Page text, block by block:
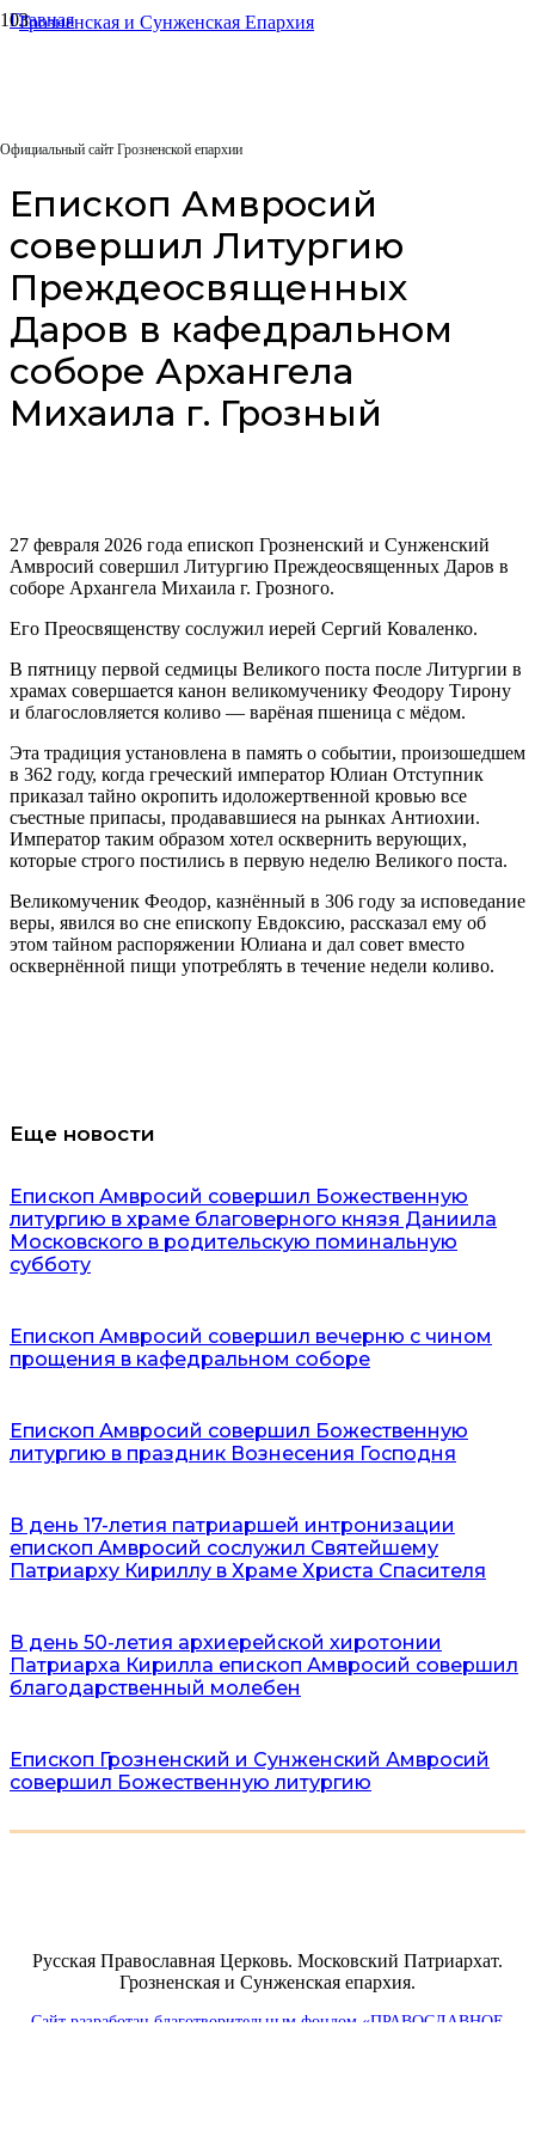
Официальный сайт Грозненской епархии
Главная
27.02.2026
Епископ Амвросий
совершил Литургию
Преждеосвященных
Даров в кафедральном
соборе Архангела
Михаила г. Грозный
27 февраля 2026 года епископ Грозненский и Сунженский
Амвросий совершил Литургию Преждеосвященных Даров в
соборе Архангела Михаила г. Грозного.
Его Преосвященству сослужил иерей Сергий Коваленко.
В пятницу первой седмицы Великого поста после Литургии в
храмах совершается канон великомученику Феодору Тирону
и благословляется коливо — варёная пшеница с мёдом.
Эта традиция установлена в память о событии, произошедшем
в 362 году, когда греческий император Юлиан Отступник
приказал тайно окропить идоложертвенной кровью все
съестные припасы, продававшиеся на рынках Антиохии.
Император таким образом хотел осквернить верующих,
которые строго постились в первую неделю Великого поста.
Великомученик Феодор, казнённый в 306 году за исповедание
веры, явился во сне епископу Евдоксию, рассказал ему об
этом тайном распоряжении Юлиана и дал совет вместо
осквернённой пищи употреблять в течение недели коливо.
Еще новости
Епископ Амвросий совершил Божественную
литургию в храме благоверного князя Даниила
Московского в родительскую поминальную
субботу
Епископ Амвросий совершил вечерню с чином
прощения в кафедральном соборе
Епископ Амвросий совершил Божественную
литургию в праздник Вознесения Господня
В день 17-летия патриаршей интронизации
епископ Амвросий сослужил Святейшему
Патриарху Кириллу в Храме Христа Спасителя
В день 50-летия архиерейской хиротонии
Патриарха Кирилла епископ Амвросий совершил
благодарственный молебен
Епископ Грозненский и Сунженский Амвросий
совершил Божественную литургию
Русская Православная Церковь. Московский Патриархат.
Грозненская и Сунженская епархия.
Сайт разработан благотворительным фондом «ПРАВОСЛАВНОЕ